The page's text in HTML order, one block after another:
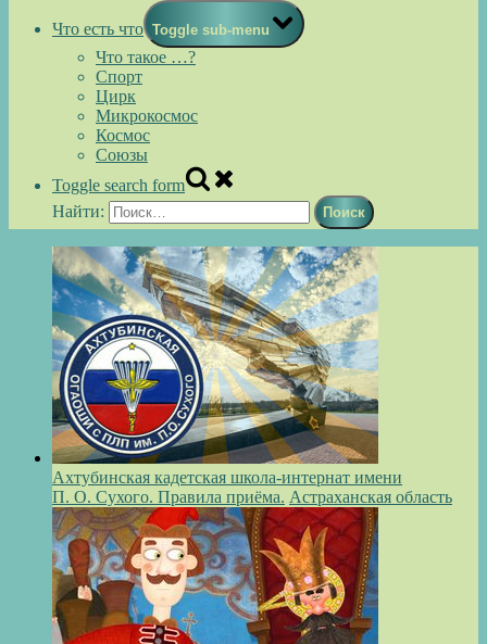
Что есть что Toggle sub-menu
Что такое …?
Спорт
Цирк
Микрокосмос
Космос
Союзы
Toggle search form
Найти:
Ахтубинская кадетская школа-интернат имени
П. О. Сухого. Правила приёма. Астраханская область